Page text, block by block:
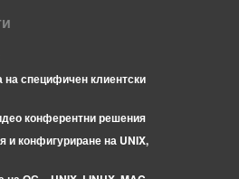
на специфичен клиентски
конферентни решения
и конфигуриране на UNIX,